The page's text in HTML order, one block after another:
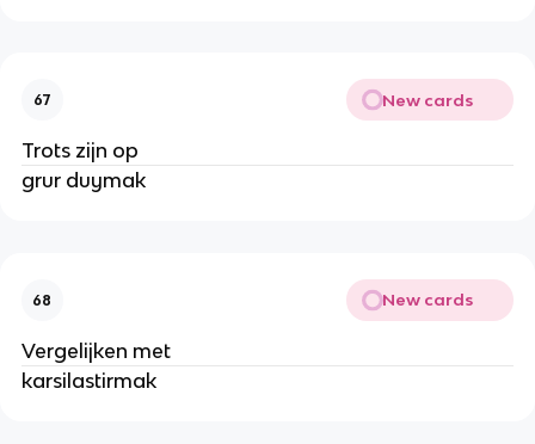
67 New cards
Trots zijn op
grur duymak
68 New cards
Vergelijken met
karsilastirmak